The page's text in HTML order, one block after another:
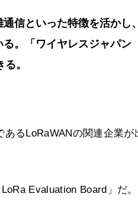
信といった特徴を活かし
。「ワイヤレスジャパン
。
あるLoRaWANの関連企業が
Evaluation Board」だ。